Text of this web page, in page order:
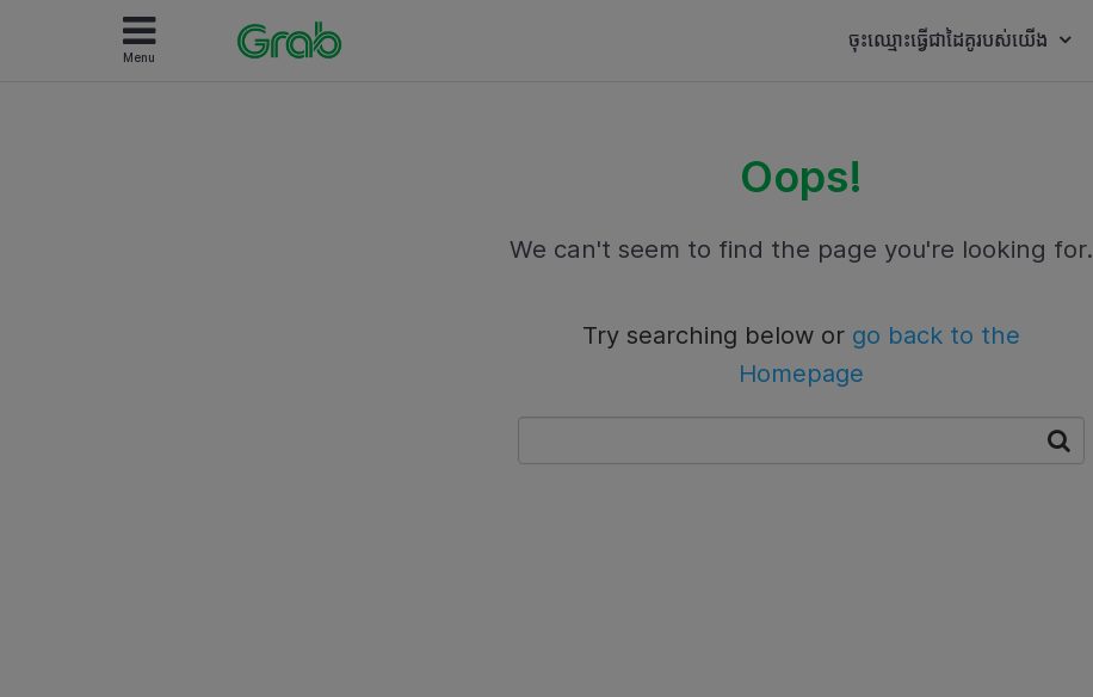
Menu
ចុះឈ្មោះធ្វើជាដៃគូរបស់យើង
Oops!
We can't seem to find the page you're looking for.
Try searching below or go back to the
Homepage